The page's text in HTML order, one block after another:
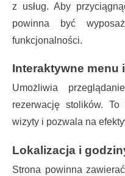
z usług. Aby
powinna być
funkcjonalności.
Interaktywne menu
Umożliwia
rezerwację stolików. To
wizyty i pozwala na
Lokalizacja i
Strona powinna